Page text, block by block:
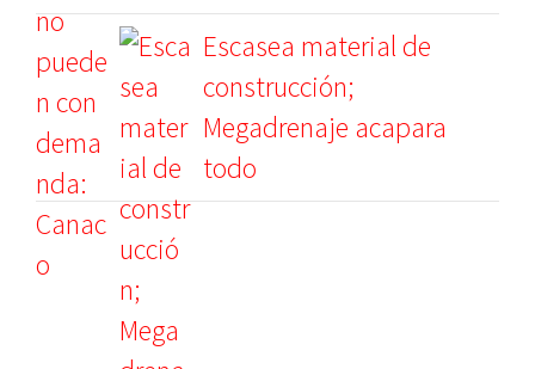
Escasea material de
construcción;
Megadrenaje acapara
todo